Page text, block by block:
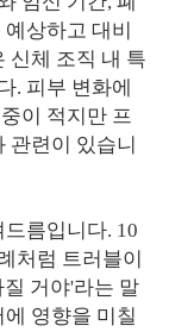
상하고 대비
신체 조직 내 특
. 피부 변화에
이 적지만 프
관련이 있습니
름입니다. 10
처럼 트러블이
거야'라는 말
영향을 미칠